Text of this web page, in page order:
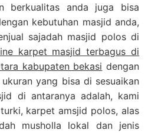
berkualitas anda juga bisa
kebutuhan masjid anda,
sajadah masjid polos di
karpet masjid terbagus di
kabupaten bekasi dengan
yang bisa di sesuaikan
di antaranya adalah, kami
karpet amsjid polos, alas
musholla lokal dan jenis